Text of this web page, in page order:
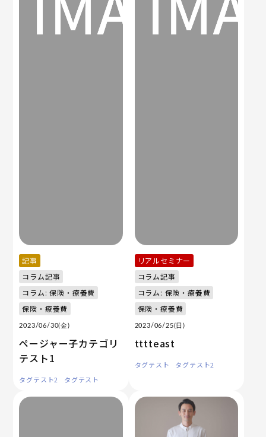
記事
コラム記事
コラム: 保険・療養費
保険・療養費
2023/06/30(金)
ページャー子カテゴリ
テスト1
タグテスト2 タグテスト
リアルセミナー
コラム記事
コラム: 保険・療養費
保険・療養費
2023/06/25(日)
tttteast
タグテスト タグテスト2